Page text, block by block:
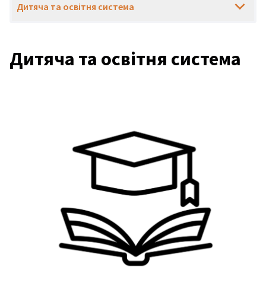
Дитяча та освітня система
Дитяча та освітня система